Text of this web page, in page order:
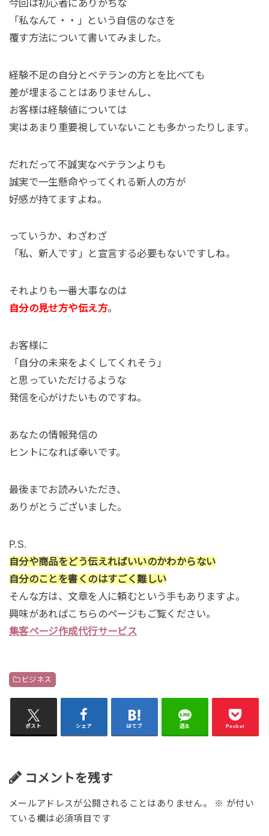
今回は初心者にありがちな
「私なんて・・」という自信のなさを
覆す方法について書いてみました。
経験不足の自分とベテランの方とを比べても
差が埋まることはありませんし、
お客様は経験値については
実はあまり重要視していないことも多かったりします。
だれだって不誠実なベテランよりも
誠実で一生懸命やってくれる新人の方が
好感が持てますよね。
っていうか、わざわざ
「私、新人です」と宣言する必要もないですしね。
それよりも一番大事なのは
自分の見せ方や伝え方。
お客様に
「自分の未来をよくしてくれそう」
と思っていただけるような
発信を心がけたいものですね。
あなたの情報発信の
ヒントになれば幸いです。
最後までお読みいただき、
ありがとうございました。
P.S.
自分や商品をどう伝えればいいのかわからない
自分のことを書くのはすごく難しい
そんな方は、文章を人に頼むという手もありますよ。
興味があればこちらのページもご覧ください。
集客ページ作成代行サービス
ビジネス
ポスト シェア はてブ 送る Pocket
コメントを残す
メールアドレスが公開されることはありません。 ※ が付い
ている欄は必須項目です